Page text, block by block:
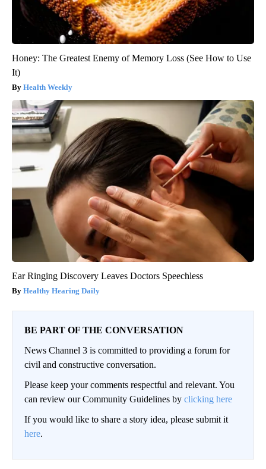
Honey: The Greatest Enemy of Memory Loss (See How to Use
It)
Health Weekly
Ear Ringing Discovery Leaves Doctors Speechless
Healthy Hearing Daily
BE PART OF THE CONVERSATION
News Channel 3 is committed to providing a forum for
civil and constructive conversation.
Please keep your comments respectful and relevant. You
can review our Community Guidelines by clicking here
If you would like to share a story idea, please submit it
here.